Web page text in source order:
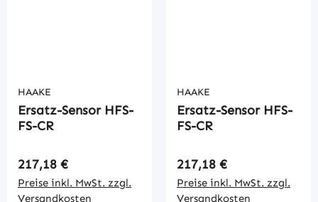
HAAKE
Ersatz-Sensor HFS-
FS-CR
Regulärer Preis:
217,18 €
Preise inkl. MwSt. zzgl.
Versandkosten
HAAKE
Ersatz-Sensor HFS-
FS-CR
Regulärer Preis:
217,18 €
Preise inkl. MwSt. zzgl.
Versandkosten